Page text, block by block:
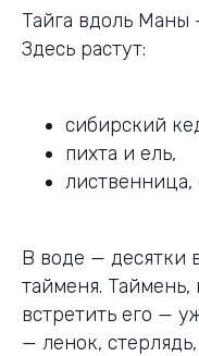
Тайга вдоль Маны
Здесь растут:
сибирский
пихта и ель,
лиственница,
В воде — десятки
тайменя. Таймень,
встретить его —
— ленок,